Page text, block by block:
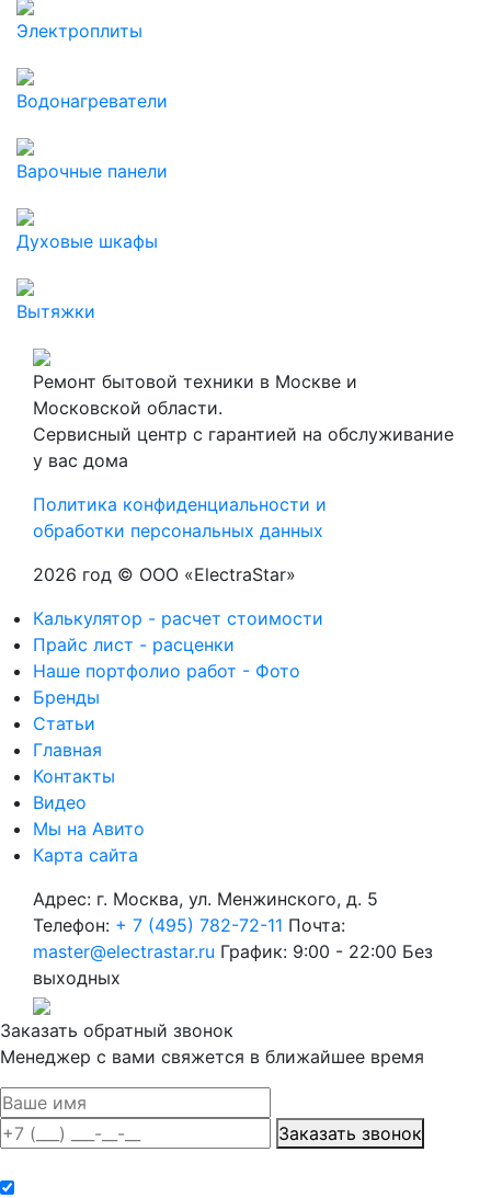
Электроплиты
Водонагреватели
Варочные панели
Духовые шкафы
Вытяжки
Ремонт бытовой техники в Москве и
Московской области.
Сервисный центр с гарантией на обслуживание
у вас дома
Политика конфиденциальности и
обработки персональных данных
2026 год © ООО «ElectraStar»
Калькулятор - расчет стоимости
Прайс лист - расценки
Наше портфолио работ - Фото
Бренды
Статьи
Главная
Контакты
Видео
Мы на Авито
Карта сайта
Адрес: г. Москва, ул. Менжинского, д. 5
Телефон: + 7 (495) 782-72-11 Почта:
master@electrastar.ru График: 9:00 - 22:00 Без
выходных
Заказать обратный звонок
Менеджер с вами свяжется в ближайшее время
Заказать звонок